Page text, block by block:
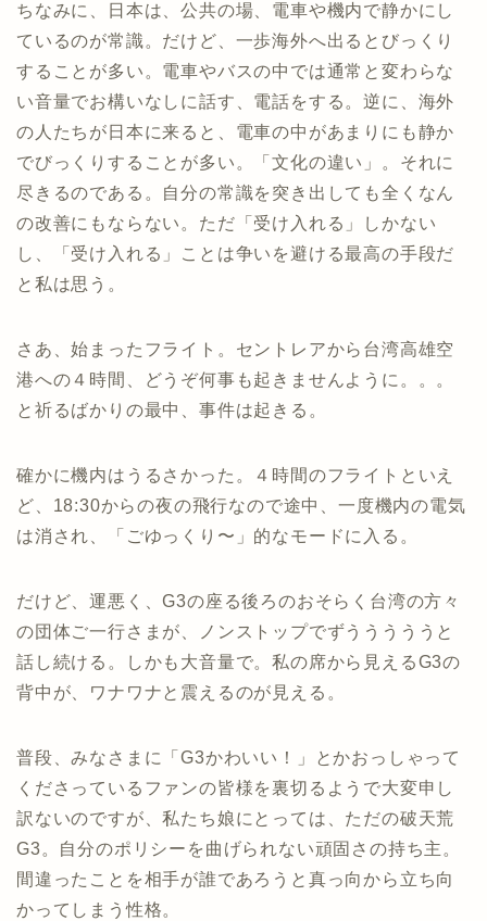
ちなみに、日本は、公共の場、電車や機内で静かにし
ているのが常識。だけど、一歩海外へ出るとびっくり
することが多い。電車やバスの中では通常と変わらな
い音量でお構いなしに話す、電話をする。逆に、海外
の人たちが日本に来ると、電車の中があまりにも静か
でびっくりすることが多い。「文化の違い」。それに
尽きるのである。自分の常識を突き出しても全くなん
の改善にもならない。ただ「受け入れる」しかない
し、「受け入れる」ことは争いを避ける最高の手段だ
と私は思う。
さあ、始まったフライト。セントレアから台湾高雄空
港への４時間、どうぞ何事も起きませんように。。。
と祈るばかりの最中、事件は起きる。
確かに機内はうるさかった。４時間のフライトといえ
ど、18:30からの夜の飛行なので途中、一度機内の電気
は消され、「ごゆっくり〜」的なモードに入る。
だけど、運悪く、G3の座る後ろのおそらく台湾の方々
の団体ご一行さまが、ノンストップでずうううううと
話し続ける。しかも大音量で。私の席から見えるG3の
背中が、ワナワナと震えるのが見える。
普段、みなさまに「G3かわいい！」とかおっしゃって
くださっているファンの皆様を裏切るようで大変申し
訳ないのですが、私たち娘にとっては、ただの破天荒
G3。自分のポリシーを曲げられない頑固さの持ち主。
間違ったことを相手が誰であろうと真っ向から立ち向
かってしまう性格。